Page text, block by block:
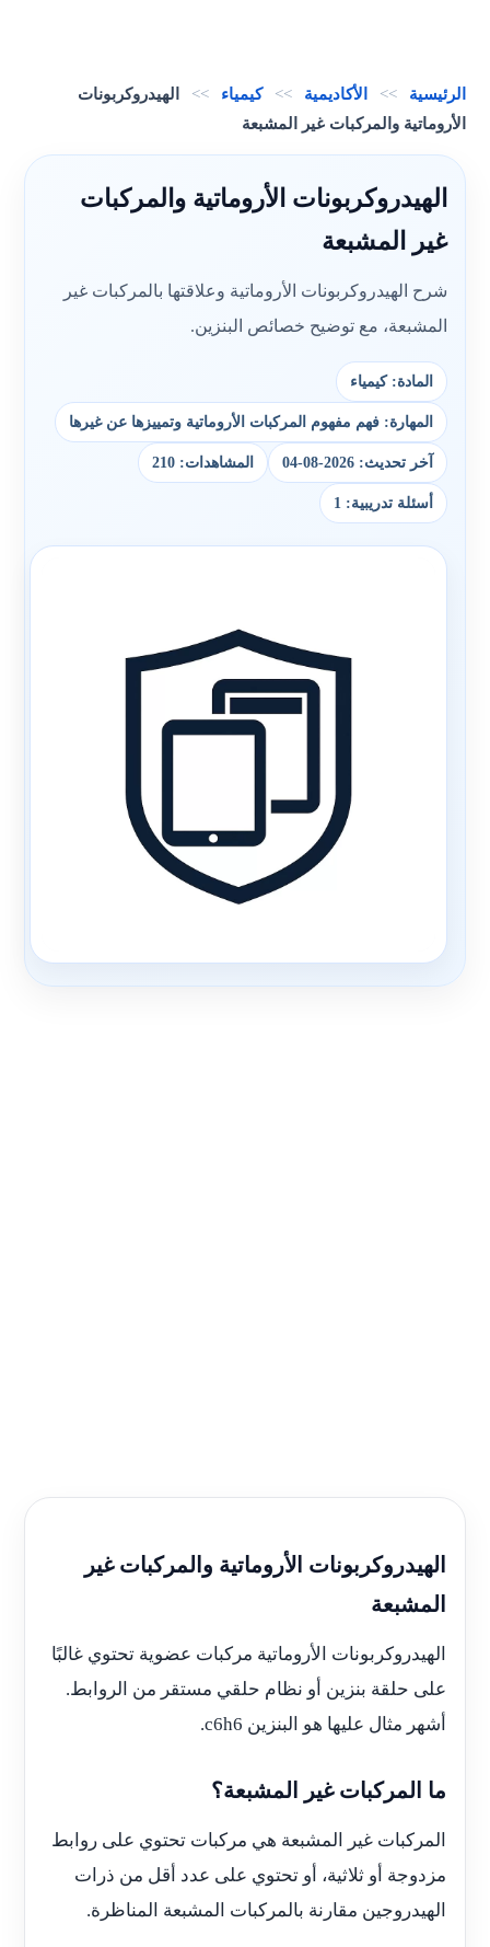
الرئيسية >> الأكاديمية >> كيمياء >>
الهيدروكربونات
الأروماتية والمركبات غير المشبعة
الهيدروكربونات الأروماتية والمركبات
غير المشبعة
شرح الهيدروكربونات الأروماتية وعلاقتها بالمركبات غير
المشبعة، مع توضيح خصائص البنزين.
المادة: كيمياء
المهارة: فهم مفهوم المركبات الأروماتية وتمييزها عن غيرها
آخر تحديث: 2026-08-04 المشاهدات: 210
أسئلة تدريبية: 1
الهيدروكربونات الأروماتية والمركبات غير
المشبعة
الهيدروكربونات الأروماتية مركبات عضوية تحتوي غالبًا
على حلقة بنزين أو نظام حلقي مستقر من الروابط.
أشهر مثال عليها هو البنزين c6h6.
ما المركبات غير المشبعة؟
المركبات غير المشبعة هي مركبات تحتوي على روابط
مزدوجة أو ثلاثية، أو تحتوي على عدد أقل من ذرات
الهيدروجين مقارنة بالمركبات المشبعة المناظرة.